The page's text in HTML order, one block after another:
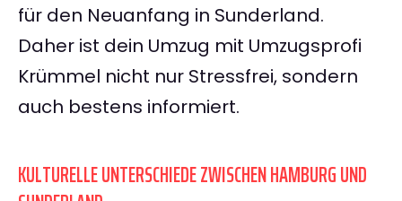
für den Neuanfang in Sunderland.
Daher ist dein Umzug mit Umzugsprofi
Krümmel nicht nur Stressfrei, sondern
auch bestens informiert.
KULTURELLE UNTERSCHIEDE ZWISCHEN HAMBURG UND